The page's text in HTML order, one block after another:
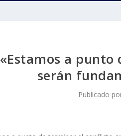
«Estamos a
serán
Publicado